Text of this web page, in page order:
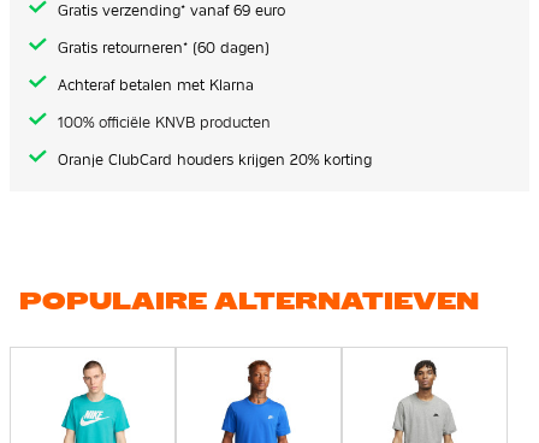
Gratis verzending* vanaf 69 euro
Gratis retourneren* (60 dagen)
Achteraf betalen met Klarna
100% officiële KNVB producten
Oranje ClubCard houders krijgen 20% korting
POPULAIRE ALTERNATIEVEN